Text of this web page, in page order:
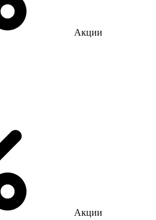
Акции
Акции